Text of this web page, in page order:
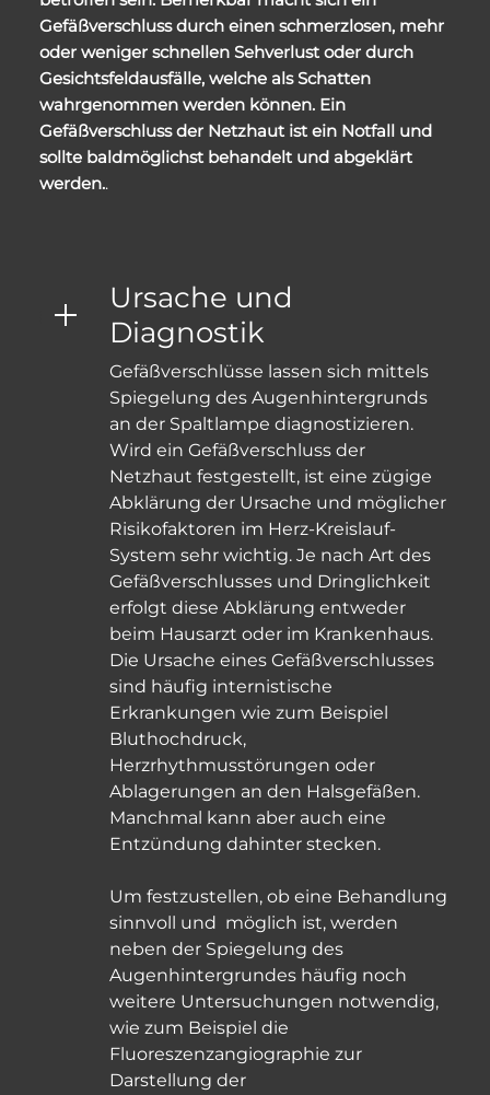
Gefäßverschluss durch einen schmerzlosen, mehr
oder weniger schnellen Sehverlust oder durch
Gesichtsfeldausfälle, welche als Schatten
wahrgenommen werden können. Ein
Gefäßverschluss der Netzhaut ist ein Notfall und
sollte baldmöglichst behandelt und abgeklärt
werden..
Ursache und
Diagnostik
Gefäßverschlüsse lassen sich mittels
Spiegelung des Augenhintergrunds
an der Spaltlampe diagnostizieren.
Wird ein Gefäßverschluss der
Netzhaut festgestellt, ist eine zügige
Abklärung der Ursache und möglicher
Risikofaktoren im Herz-Kreislauf-
System sehr wichtig. Je nach Art des
Gefäßverschlusses und Dringlichkeit
erfolgt diese Abklärung entweder
beim Hausarzt oder im Krankenhaus.
Die Ursache eines Gefäßverschlusses
sind häufig internistische
Erkrankungen wie zum Beispiel
Bluthochdruck,
Herzrhythmusstörungen oder
Ablagerungen an den Halsgefäßen.
Manchmal kann aber auch eine
Entzündung dahinter stecken.
Um festzustellen, ob eine Behandlung
sinnvoll und möglich ist, werden
neben der Spiegelung des
Augenhintergrundes häufig noch
weitere Untersuchungen notwendig,
wie zum Beispiel die
Fluoreszenzangiographie zur
Darstellung der